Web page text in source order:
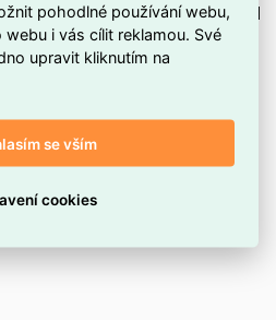
s nebezpečím výbuchu Ex II
s nerez. klipy,
pohodlné používání webu,
i vás cílit reklamou. Své
upravit kliknutím na
se vším
cookies